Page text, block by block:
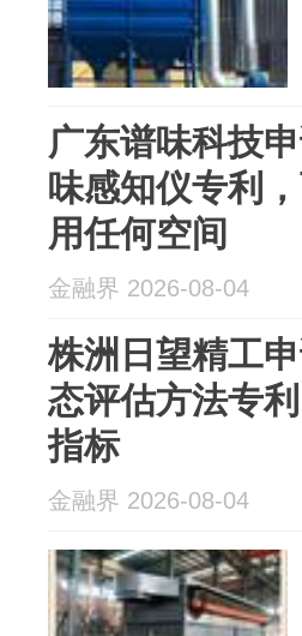
广东谱味科技
味感知仪专利
用任何空间
金融界 2026-08-04
株洲日望精工
态评估方法专
指标
金融界 2026-08-04